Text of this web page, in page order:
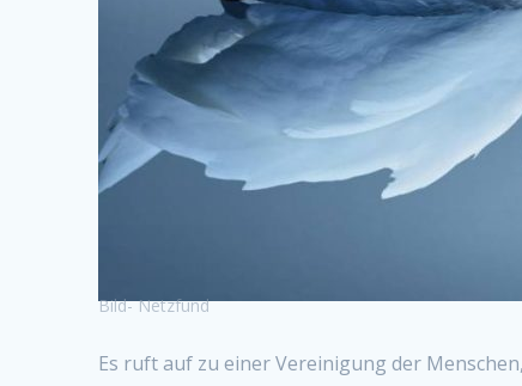
Bild- Netzfund
Es ruft auf zu einer Vereinigung der